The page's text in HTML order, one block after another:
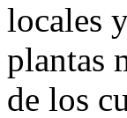
locales
plantas
de los